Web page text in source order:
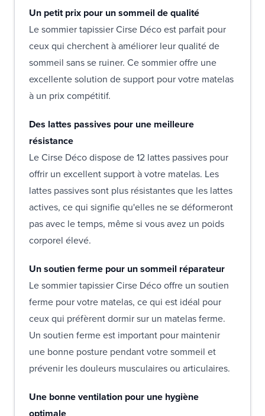
Un petit prix pour un sommeil de qualité
Le sommier tapissier Cirse Déco est parfait pour
ceux qui cherchent à améliorer leur qualité de
sommeil sans se ruiner. Ce sommier offre une
excellente solution de support pour votre matelas
à un prix compétitif.
Des lattes passives pour une meilleure
résistance
Le Cirse Déco dispose de 12 lattes passives pour
offrir un excellent support à votre matelas. Les
lattes passives sont plus résistantes que les lattes
actives, ce qui signifie qu'elles ne se déformeront
pas avec le temps, même si vous avez un poids
corporel élevé.
Un soutien ferme pour un sommeil réparateur
Le sommier tapissier Cirse Déco offre un soutien
ferme pour votre matelas, ce qui est idéal pour
ceux qui préfèrent dormir sur un matelas ferme.
Un soutien ferme est important pour maintenir
une bonne posture pendant votre sommeil et
prévenir les douleurs musculaires ou articulaires.
Une bonne ventilation pour une hygiène
optimale